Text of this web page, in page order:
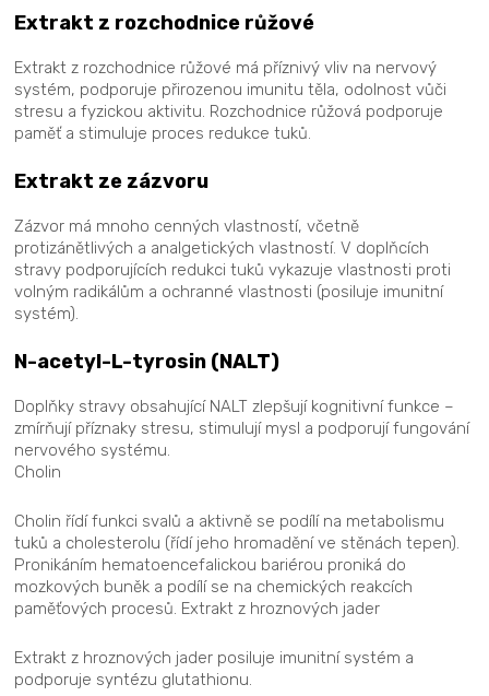
Extrakt z rozchodnice růžové
Extrakt z rozchodnice růžové má příznivý vliv na nervový
systém, podporuje přirozenou imunitu těla, odolnost vůči
stresu a fyzickou aktivitu. Rozchodnice růžová podporuje
paměť a stimuluje proces redukce tuků.
Extrakt ze zázvoru
Zázvor má mnoho cenných vlastností, včetně
protizánětlivých a analgetických vlastností. V doplňcích
stravy podporujících redukci tuků vykazuje vlastnosti proti
volným radikálům a ochranné vlastnosti (posiluje imunitní
systém).
N-acetyl-L-tyrosin (NALT)
Doplňky stravy obsahující NALT zlepšují kognitivní funkce –
zmírňují příznaky stresu, stimulují mysl a podporují fungování
nervového systému.
Cholin
Cholin řídí funkci svalů a aktivně se podílí na metabolismu
tuků a cholesterolu (řídí jeho hromadění ve stěnách tepen).
Pronikáním hematoencefalickou bariérou proniká do
mozkových buněk a podílí se na chemických reakcích
paměťových procesů. Extrakt z hroznových jader
Extrakt z hroznových jader posiluje imunitní systém a
podporuje syntézu glutathionu.